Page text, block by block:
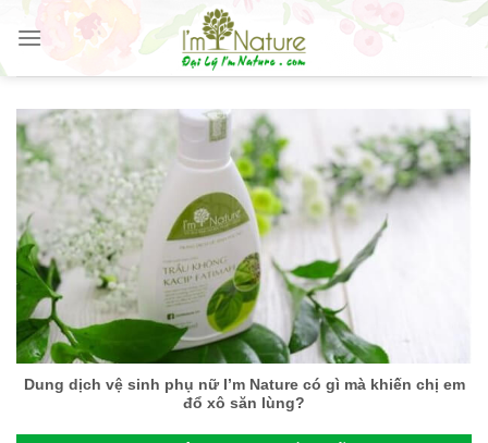
Skip
content
Dung dịch vệ sinh phụ nữ I’m Nature có gì mà khiến chị em
đổ xô săn lùng?